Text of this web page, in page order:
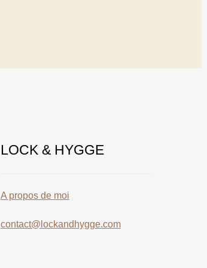
LOCK & HYGGE
A propos de moi
contact@lockandhygge.com